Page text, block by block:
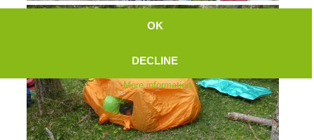
OK
DECLINE
More information